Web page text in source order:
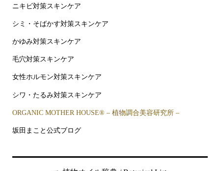
ニキビ対策スキンケア
シミ・そばかす対策スキンケア
かゆみ対策スキンケア
毛穴対策スキンケア
女性ホルモン対策スキンケア
シワ・たるみ対策スキンケア
ORGANIC MOTHER HOUSE®︎ – 植物調合美容研究所 –
坂田まこと公式ブログ